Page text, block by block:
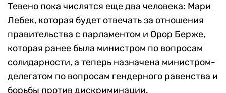
Тевено пока числятся еще два человека: Мари
Лебек, которая будет отвечать за отношения
правительства с парламентом и Орор Берже,
которая ранее была министром по вопросам
солидарности, а теперь назначена министром-
делегатом по вопросам гендерного равенства и
борьбы против дискриминации.